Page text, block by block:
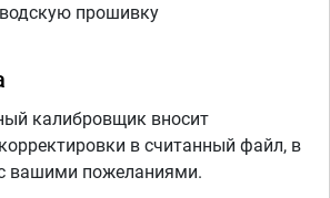
прошивку
калибровщик вносит
в считанный файл, в
вашими пожеланиями.